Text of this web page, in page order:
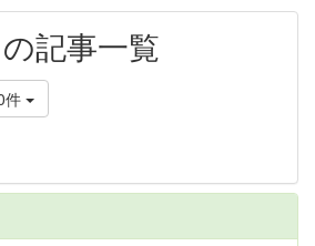
記事一覧
件